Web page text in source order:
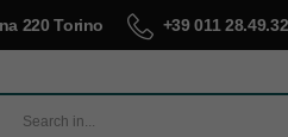
220 Torino +39 011 28.49.32